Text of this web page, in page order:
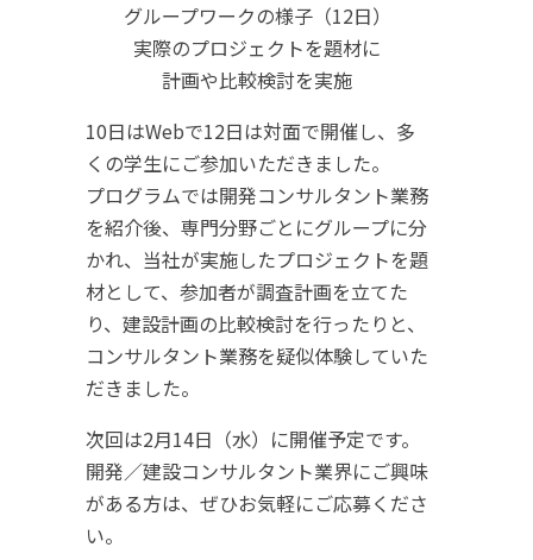
グループワークの様子（12日）
実際のプロジェクトを題材に
計画や比較検討を実施
10日はWebで12日は対面で開催し、多
くの学生にご参加いただきました。
プログラムでは開発コンサルタント業務
を紹介後、専門分野ごとにグループに分
かれ、当社が実施したプロジェクトを題
材として、参加者が調査計画を立てた
り、建設計画の比較検討を行ったりと、
コンサルタント業務を疑似体験していた
だきました。
次回は2月14日（水）に開催予定です。
開発／建設コンサルタント業界にご興味
がある方は、ぜひお気軽にご応募くださ
い。